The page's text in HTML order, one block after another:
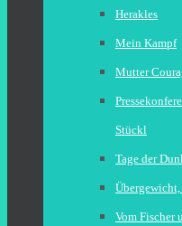
Herakles
Mein Kampf
Mutter
Stückl
Tage der
Vom Fischer